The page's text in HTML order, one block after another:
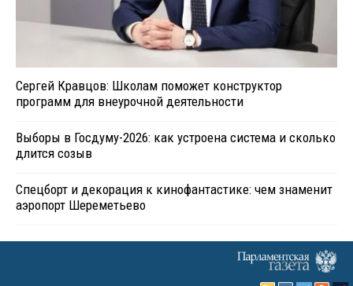
Сергей Кравцов: Школам поможет конструктор
программ для внеурочной деятельности
Выборы в Госдуму-2026: как устроена система и сколько
длится созыв
Спецборт и декорация к кинофантастике: чем знаменит
аэропорт Шереметьево